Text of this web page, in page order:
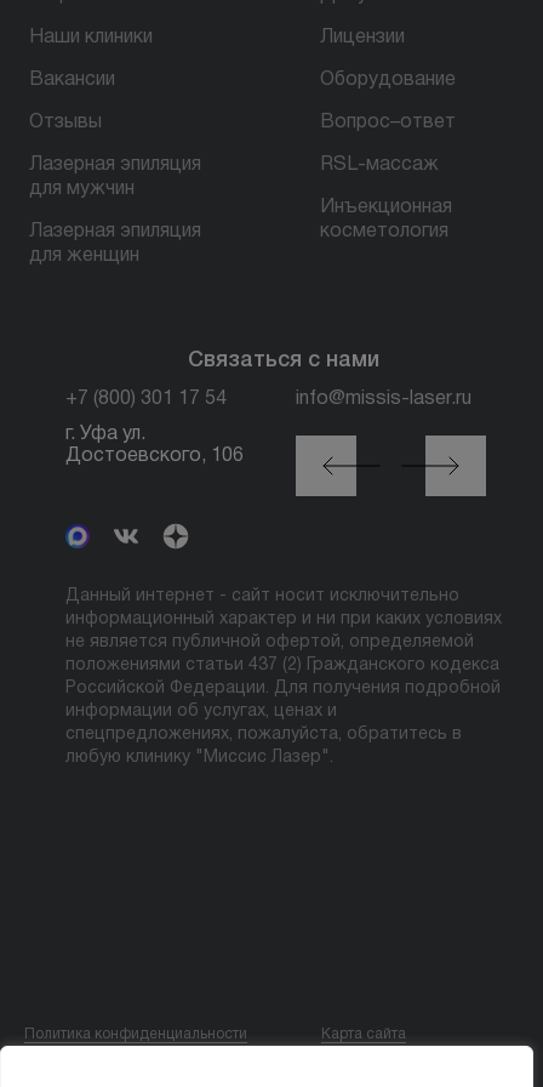
БЕСПЛАТНАЯ КОНСУЛЬТАЦИЯ
Наши клиники
Вакансии
Отзывы
Лазерная эпиляция
для мужчин
Лазерная эпиляция
для женщин
Лицензии
Оборудование
Вопрос–ответ
RSL-массаж
Инъекционная
косметология
Связаться с нами
+7 (800) 301 17 54 info@missis-laser.ru
г. Уфа ул.
Достоевского, 106
г. Москва м. Трубная,
ул. Петровка, 26, стр.
Данный интернет - сайт носит исключительно
информационный характер и ни при каких условиях
не является публичной офертой, определяемой
положениями статьи 437 (2) Гражданского кодекса
Российской Федерации. Для получения подробной
информации об услугах, ценах и
спецпредложениях, пожалуйста, обратитесь в
любую клинику "Миссис Лазер".
Политика конфиденциальности Карта сайта